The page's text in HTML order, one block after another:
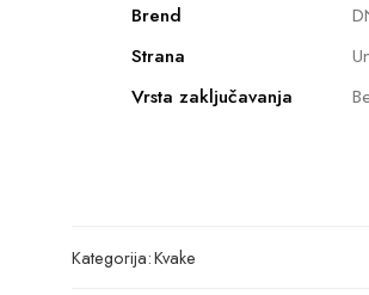
Brend
Strana
Vrsta zaključavanja
Kategorija:Kvake